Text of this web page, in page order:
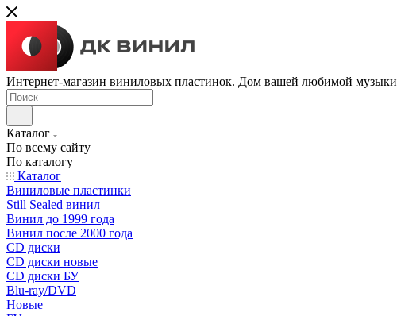
Интернет-магазин виниловых пластинок. Дом вашей любимой музыки
Каталог
По всему сайту
По каталогу
Каталог
Виниловые пластинки
Still Sealed винил
Винил до 1999 года
Винил после 2000 года
CD диски
CD диски новые
CD диски БУ
Blu-ray/DVD
Новые